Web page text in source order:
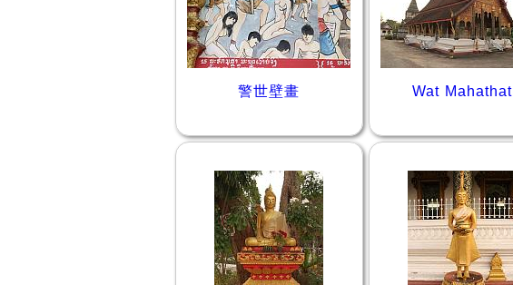
警世壁畫 Wat Mahathat